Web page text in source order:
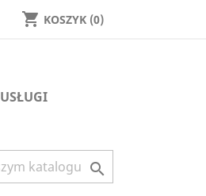
shopping_cart KOSZYK (0)
USŁUGI
